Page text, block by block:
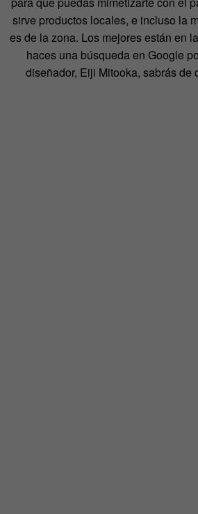
sirve productos locales, e incluso la
es de la zona. Los mejores están en
haces una búsqueda en Google
diseñador, Eiji Mitooka, sabrás de